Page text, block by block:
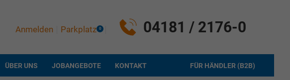
04181 / 2176-0
Anmelden Parkplatz 0
ÜBER UNS JOBANGEBOTE FÜR HÄNDLER (B2B)
KONTAKT